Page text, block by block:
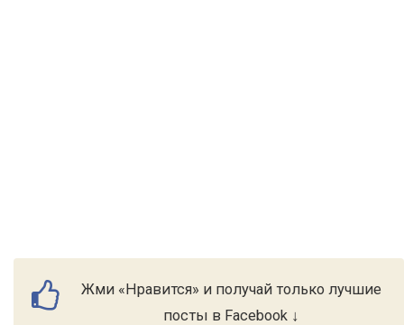
Жми «Нравится» и получай только лучшие
посты в Facebook ↓